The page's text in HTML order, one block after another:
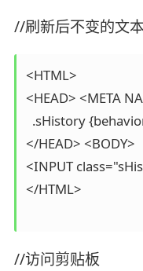
//刷新后不变的文
<HTML>
<HEAD> <META
.sHistory
</HEAD> <BODY>
<INPUT
</HTML>
//访问剪贴板